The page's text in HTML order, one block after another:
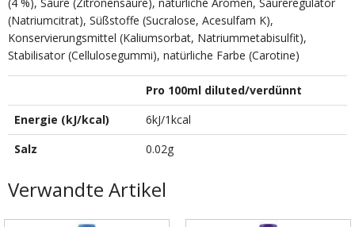
(Natriumcitrat), Süßstoffe (Sucralose, Acesulfam K),
Konservierungsmittel (Kaliumsorbat, Natriummetabisulfit),
Stabilisator (Cellulosegummi), natürliche Farbe (Carotine)
Pro 100ml diluted/verdünnt
Energie (kJ/kcal)
6kJ/1kcal
Salz
0.02g
Verwandte Artikel